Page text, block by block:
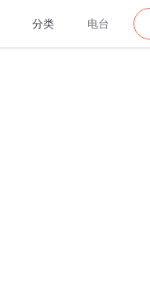
分类 电台